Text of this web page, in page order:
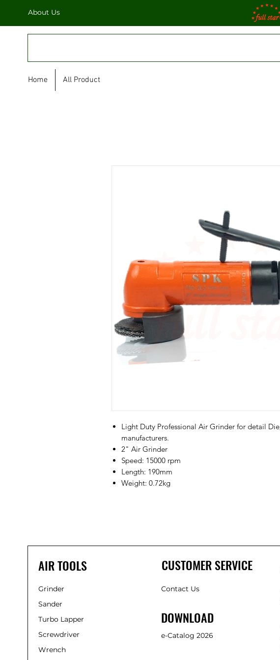
About Us
Home All Product
Light Duty Professional Air Grinder for detail
manufacturers.
2" Air Grinder
Speed: 15000 rpm
Length: 190mm
Weight: 0.72kg
AIR TOOLS
Grinder
Sander
Turbo Lapper
Screwdriver
Wrench
CUSTOMER SERVICE
Contact Us
DOWNLOAD
e-Catalog 2026